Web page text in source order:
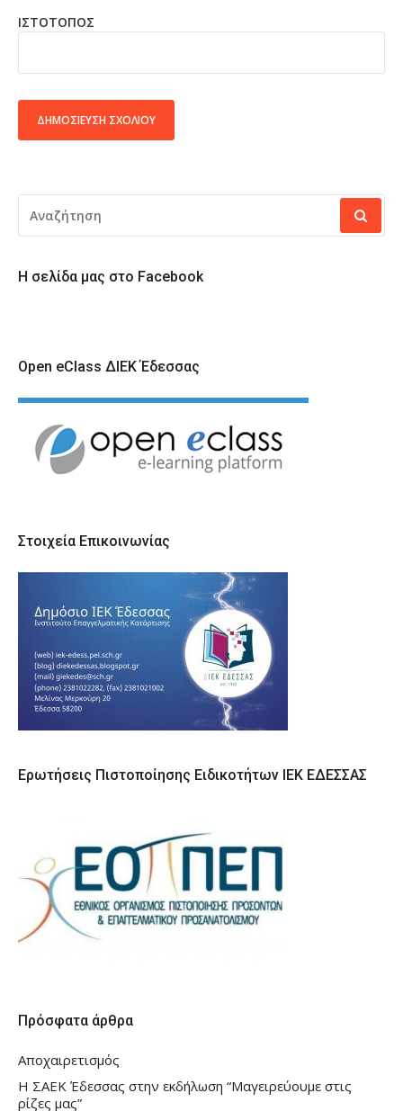
ΙΣΤΌΤΟΠΟΣ
ΓΙΑ:
Η σελίδα μας στο Facebook
Open eClass ΔΙΕΚ Έδεσσας
Στοιχεία Επικοινωνίας
Ερωτήσεις Πιστοποίησης Ειδικοτήτων ΙΕΚ ΕΔΕΣΣΑΣ
Πρόσφατα άρθρα
Αποχαιρετισμός
Η ΣΑΕΚ Έδεσσας στην εκδήλωση “Μαγειρεύουμε στις
ρίζες μας”